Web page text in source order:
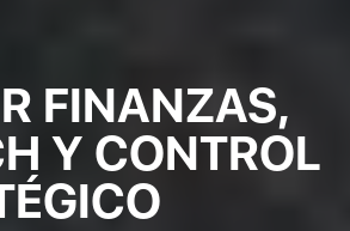
FINANZAS,
Y CONTROL